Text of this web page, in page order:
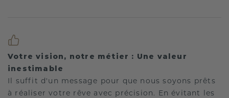
Votre vision, notre métier : Une valeur
inestimable
Il suffit d'un message pour que nous soyons prêts
à réaliser votre rêve avec précision. En évitant les